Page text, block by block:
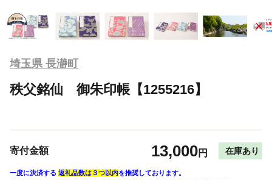
埼玉県 長瀞町
秩父銘仙 御朱印帳【1255216】
寄付金額 13,000円 在庫あり
一度に決済する 返礼品数は３つ以内を推奨しております。